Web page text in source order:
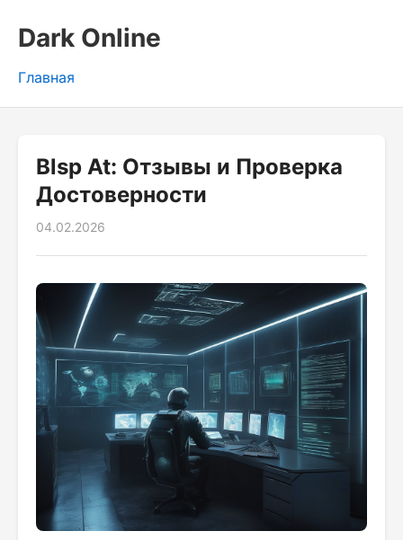
Dark Online
Главная
Blsp At: Отзывы и Проверка
Достоверности
04.02.2026